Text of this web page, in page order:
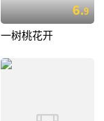
6.9
一树桃花开